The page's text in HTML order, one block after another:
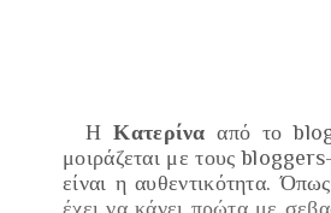
Η Κατερίνα από το
μοιράζεται με τους
είναι η αυθεντικότητα.
έχει να κάνει πρώτα με